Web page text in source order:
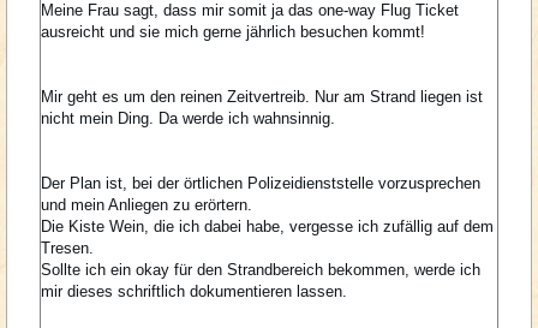
Meine Frau sagt, dass mir somit ja das one-way Flug Ticket
ausreicht und sie mich gerne jährlich besuchen kommt!
Mir geht es um den reinen Zeitvertreib. Nur am Strand liegen ist
nicht mein Ding. Da werde ich wahnsinnig.
Der Plan ist, bei der örtlichen Polizeidienststelle vorzusprechen
und mein Anliegen zu erörtern.
Die Kiste Wein, die ich dabei habe, vergesse ich zufällig auf dem
Tresen.
Sollte ich ein okay für den Strandbereich bekommen, werde ich
mir dieses schriftlich dokumentieren lassen.